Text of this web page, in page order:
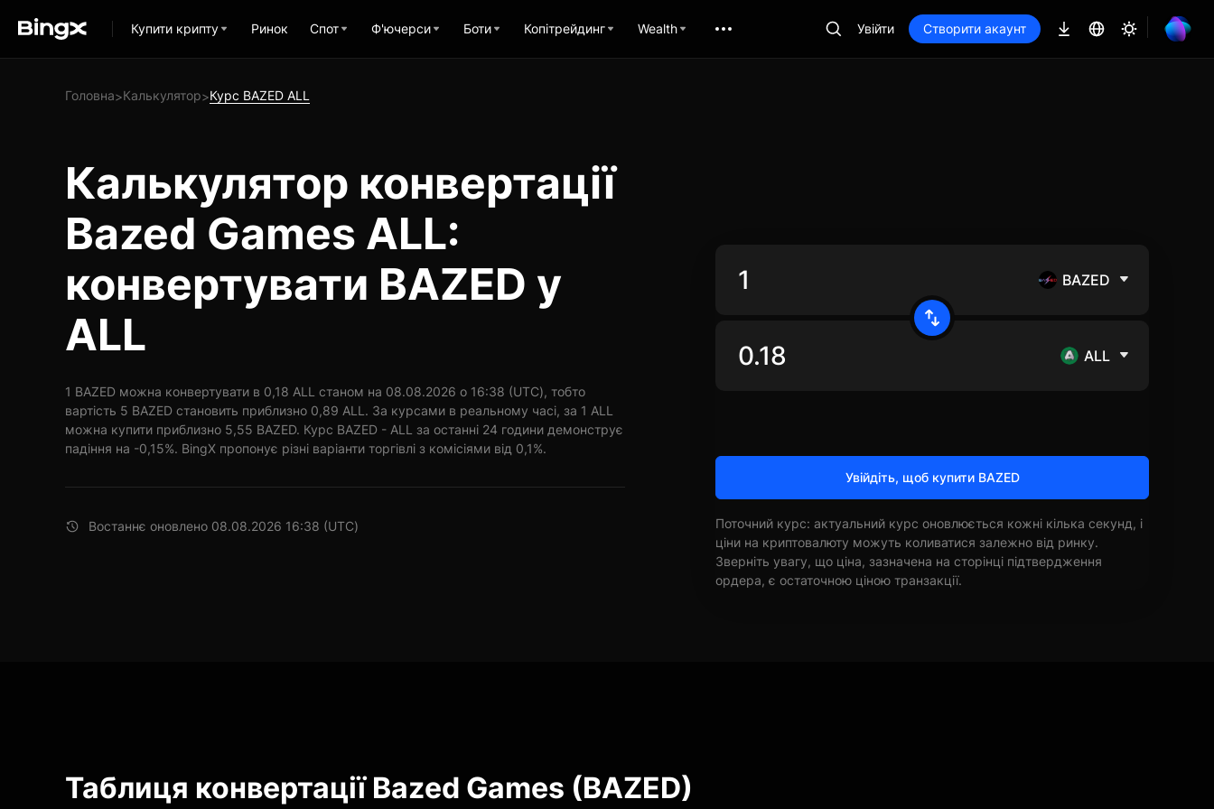
Купити крипту Ринок Спот Ф'ючерси Боти Копітрейдинг Wealth Увійти Створити акаунт
Головна>Калькулятор>Курс BAZED ALL
Калькулятор конвертації
Bazed Games ALL:
конвертувати BAZED у
ALL
1 BAZED можна конвертувати в 0,18 ALL станом на 08.08.2026 о 16:38 (UTC), тобто
вартість 5 BAZED становить приблизно 0,89 ALL. За курсами в реальному часі, за 1 ALL
можна купити приблизно 5,55 BAZED. Курс BAZED - ALL за останні 24 години демонструє
падіння на -0,15%. BingX пропонує різні варіанти торгівлі з комісіями від 0,1%.
Востаннє оновлено 08.08.2026 16:38 (UTC)
BAZED
ALL
Увійдіть, щоб купити BAZED
Поточний курс: актуальний курс оновлюється кожні кілька секунд, і
ціни на криптовалюту можуть коливатися залежно від ринку.
Зверніть увагу, що ціна, зазначена на сторінці підтвердження
ордера, є остаточною ціною транзакції.
Таблиця конвертації Bazed Games (BAZED)